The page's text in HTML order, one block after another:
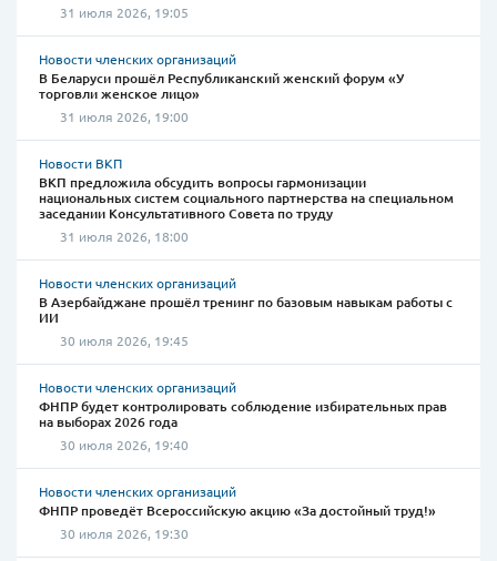
31 июля 2026, 19:05
Новости членских организаций
В Беларуси прошёл Республиканский женский форум «У
торговли женское лицо»
31 июля 2026, 19:00
Новости ВКП
ВКП предложила обсудить вопросы гармонизации
национальных систем социального партнерства на специальном
заседании Консультативного Совета по труду
31 июля 2026, 18:00
Новости членских организаций
В Азербайджане прошёл тренинг по базовым навыкам работы с
ИИ
30 июля 2026, 19:45
Новости членских организаций
ФНПР будет контролировать соблюдение избирательных прав
на выборах 2026 года
30 июля 2026, 19:40
Новости членских организаций
ФНПР проведёт Всероссийскую акцию «За достойный труд!»
30 июля 2026, 19:30